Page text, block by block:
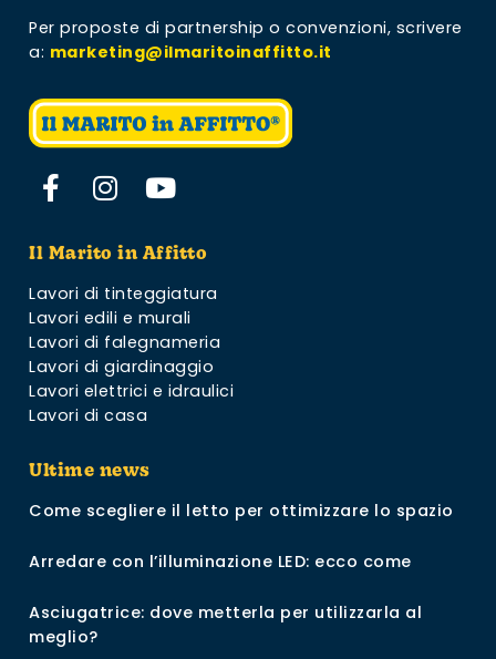
Per proposte di partnership o convenzioni, scrivere
a: marketing@ilmaritoinaffitto.it
Il Marito in Affitto
Lavori di tinteggiatura
Lavori edili e murali
Lavori di falegnameria
Lavori di giardinaggio
Lavori elettrici e idraulici
Lavori di casa
Ultime news
Come scegliere il letto per ottimizzare lo spazio
Arredare con l’illuminazione LED: ecco come
Asciugatrice: dove metterla per utilizzarla al
meglio?